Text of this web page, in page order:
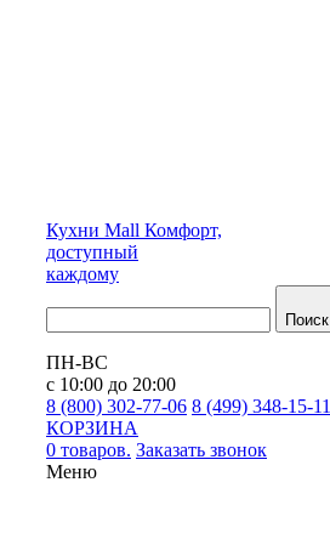
Кухни Mall Комфорт,
доступный
каждому
Поиск
ПН-ВС
с 10:00 до 20:00
8 (800) 302-77-06 8 (499) 348-15-11
КОРЗИНА
0 товаров. Заказать звонок
Меню